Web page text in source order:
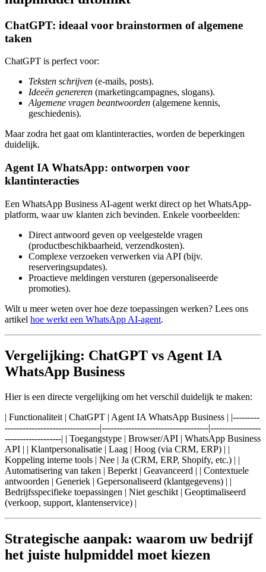
ChatGPT: ideaal voor brainstormen of algemene
taken
ChatGPT is perfect voor:
Teksten schrijven (e-mails, posts).
Ideeën genereren (marketingcampagnes, slogans).
Algemene vragen beantwoorden (algemene kennis,
geschiedenis).
Maar zodra het gaat om klantinteracties, worden de beperkingen
duidelijk.
Agent IA WhatsApp: ontworpen voor
klantinteracties
Een WhatsApp Business AI-agent werkt direct op het WhatsApp-
platform, waar uw klanten zich bevinden. Enkele voorbeelden:
Direct antwoord geven op veelgestelde vragen
(productbeschikbaarheid, verzendkosten).
Complexe verzoeken verwerken via API (bijv.
reserveringsupdates).
Proactieve meldingen versturen (gepersonaliseerde
promoties).
Wilt u meer weten over hoe deze toepassingen werken? Lees ons
artikel hoe werkt een WhatsApp AI-agent.
Vergelijking: ChatGPT vs Agent IA
WhatsApp Business
Hier is een directe vergelijking om het verschil duidelijk te maken:
| Functionaliteit | ChatGPT | Agent IA WhatsApp Business | |---------
--------------------------------|------------------------------------|-----------------
-------------------| | Toegangstype | Browser/API | WhatsApp Business
API | | Klantpersonalisatie | Laag | Hoog (via CRM, ERP) | |
Koppeling interne tools | Nee | Ja (CRM, ERP, Shopify, etc.) | |
Automatisering van taken | Beperkt | Geavanceerd | | Contextuele
antwoorden | Generiek | Gepersonaliseerd (klantgegevens) | |
Bedrijfsspecifieke toepassingen | Niet geschikt | Geoptimaliseerd
(verkoop, support, klantenservice) |
Strategische aanpak: waarom uw bedrijf
het juiste hulpmiddel moet kiezen